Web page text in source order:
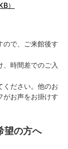
）
ので、ご来館後す
時間差でのご入
ください。他のお
がお声をお掛けす
望の方へ